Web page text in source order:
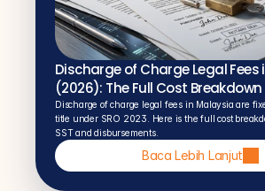
Discharge of Charge Legal Fees
(2026): The Full Cost Breakdown
Discharge of charge legal fees in Malaysia are
title under SRO 2023. Here is the full cost
SST and disbursements.
Baca Lebih Lanjut